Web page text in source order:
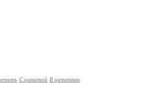
С цитатой В цитатник